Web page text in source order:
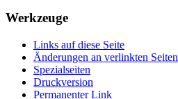
Werkzeuge
Links auf diese Seite
Änderungen an verlinkten Seiten
Spezialseiten
Druckversion
Permanenter Link